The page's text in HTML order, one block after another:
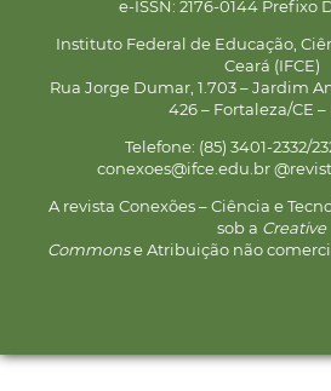
e-ISSN: 2176-0144 Prefixo
Instituto Federal de Educação,
Ceará (IFCE)
Rua Jorge Dumar, 1.703 – Jardim
426 – Fortaleza/CE –
Telefone: (85) 3401-2332/
conexoes@ifce.edu.br
A revista Conexões – Ciência e
sob a Creative
Commonse Atribuição não